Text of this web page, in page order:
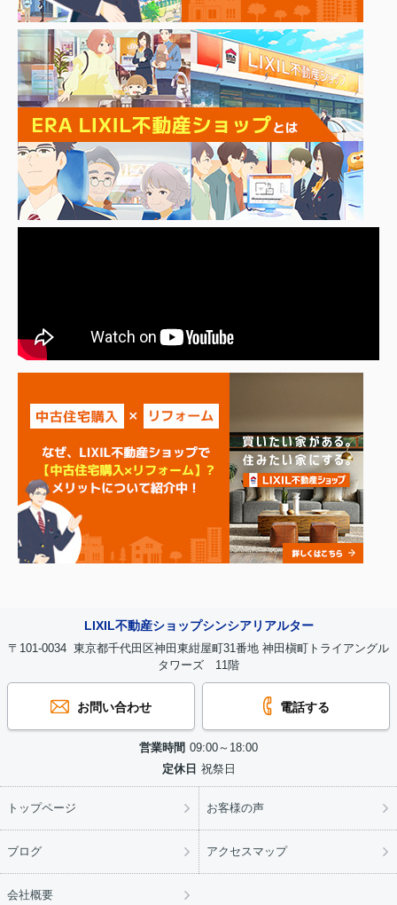
LIXIL不動産ショップシンシアリアルター
〒101-0034 東京都千代田区神田東紺屋町31番地 神田槇町トライアングル
タワーズ 11階
お問い合わせ 電話する
営業時間 09:00～18:00
定休日 祝祭日
トップページ お客様の声
ブログ アクセスマップ
会社概要